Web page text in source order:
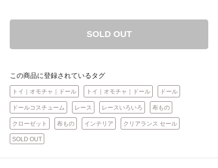
SOLD OUT
この商品に登録されているタグ
トイ｜オモチャ｜ドール トイ｜オモチャ｜ドール ドール
ドールコスチューム レース レースいろいろ 布もの
クローゼット 布もの インテリア クリアランス セール
SOLD OUT